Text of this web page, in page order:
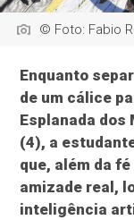
© Foto: Fabio
Enquanto
de um cálice
Esplanada
(4), a
que, além da
amizade real,
inteligência